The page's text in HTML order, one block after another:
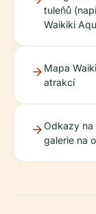
tuleňů
Waikiki
Mapa
atrakcí
Odkazy na
galerie na